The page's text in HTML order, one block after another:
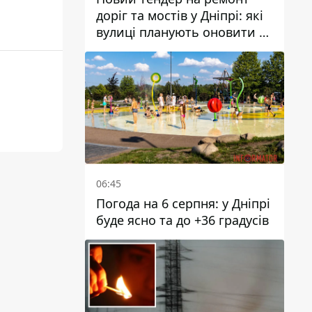
доріг та мостів у Дніпрі: які
вулиці планують оновити та
скільки десятків мільйонів
гривень на це хочуть
витратити
06:45
Погода на 6 серпня: у Дніпрі
буде ясно та до +36 градусів